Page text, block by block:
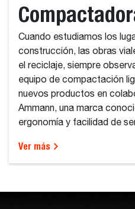
Cuando estudiamos los
construcción, las obras
el reciclaje, siempre
equipo de compactación
nuevos productos en
Ammann, una marca
ergonomía y facilidad de
Ver más